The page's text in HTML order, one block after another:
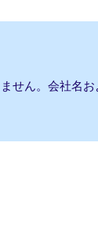
せん。会社名